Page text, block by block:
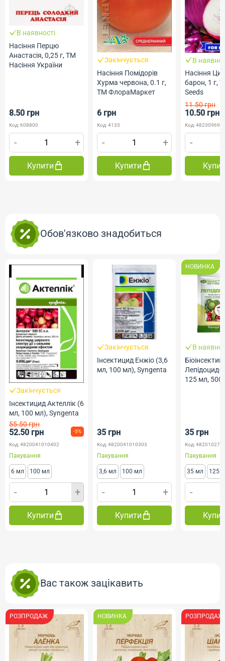
В наявності
Насіння Перцю
Анастасія, 0,25 г, ТМ
Насіння України
8.50 грн
Код: 608800
- +
Купити
Закінчується
Насіння Помідорів
Хурма червона, 0.1 г,
ТМ ФлораМаркет
6 грн
Код: 4133
- +
Купити
В
Насіння
барон, 1 г,
Seeds
11.50 грн
10.50 грн
Код:
-
Обов'язково знадобиться
Закінчується
Інсектицид Актеллік (6
мл, 100 мл), Syngenta
55.50 грн
52.50 грн -5%
Код: 4820041010402
Пакування
6 мл 100 мл
- +
Купити
Закінчується
Інсектицид Енжіо (3,6
мл, 100 мл), Syngenta
35 грн
Код: 4820041010303
Пакування
3,6 мл 100 мл
- +
Купити
НОВИНКА
В
Лепідоцид-
125 мл,
35 грн
Код:
Пакування
35 мл 125
-
Вас також зацікавить
РОЗПРОДАЖ НОВИНКА РОЗПРОДАЖ